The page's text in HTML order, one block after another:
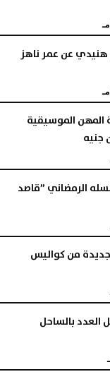
هنيدي عن عمر ناهز
الموسيقية
الرمضاني ”قاصد
من كواليس
العدد بالساحل